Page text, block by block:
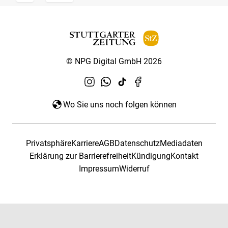
© NPG Digital GmbH 2026
Wo Sie uns noch folgen können
PrivatsphäreKarriereAGBDatenschutzMediadaten
Erklärung zur BarrierefreiheitKündigungKontakt
ImpressumWiderruf